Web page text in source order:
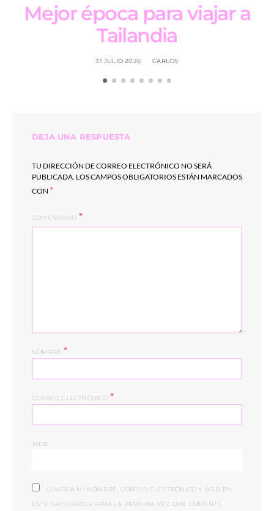
Mejor época para viajar a
Tailandia
31 JULIO 2026 CARLOS
DEJA UNA RESPUESTA
TU DIRECCIÓN DE CORREO ELECTRÓNICO NO SERÁ
PUBLICADA. LOS CAMPOS OBLIGATORIOS ESTÁN MARCADOS
CON *
COMENTARIO
NOMBRE*
CORREO ELECTRÓNICO *
WEB
GUARDA MI NOMBRE, CORREO ELECTRÓNICO Y WEB EN
ESTE NAVEGADOR PARA LA PRÓXIMA VEZ QUE COMENTE.